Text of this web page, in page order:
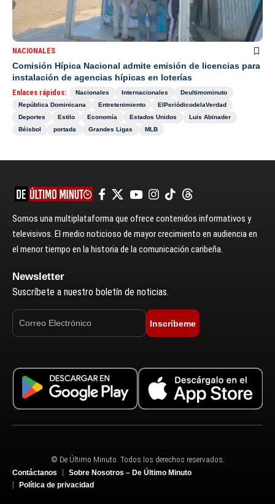
NACIONALES
Comisión Hípica Nacional admite emisión de licencias para
instalación de agencias hípicas en loterías
Enlaces rápidos: Nacionales Internacionales
Deultimominuto
República Dominicana
Entretenimiento
ElPeriódicodelaVerdad
Deportes
Estilo Economía Estados Unidos
Luis Abinader
Béisbol
portada Grandes Ligas MLB
Somos una multiplataforma que ofrece contenidos informativos y
televisivos. El medio noticioso de mayor crecimiento en audiencia en
el menor tiempo en la historia de la comunicación caribeña.
Newsletter
Suscríbete a nuestro boletín de noticias.
Inscríbeme
© De Último Minuto. Todos los derechos reservados.
Contáctanos
Sobre Nosotros – De Último Minuto
Política de privacidad